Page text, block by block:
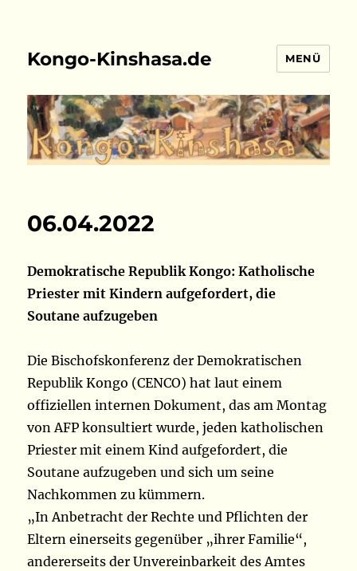
Kongo-Kinshasa.de MENÜ
06.04.2022
Demokratische Republik Kongo: Katholische
Priester mit Kindern aufgefordert, die
Soutane aufzugeben
Die Bischofskonferenz der Demokratischen
Republik Kongo (CENCO) hat laut einem
offiziellen internen Dokument, das am Montag
von AFP konsultiert wurde, jeden katholischen
Priester mit einem Kind aufgefordert, die
Soutane aufzugeben und sich um seine
Nachkommen zu kümmern.
„In Anbetracht der Rechte und Pflichten der
Eltern einerseits gegenüber „ihrer Familie“,
andererseits der Unvereinbarkeit des Amtes